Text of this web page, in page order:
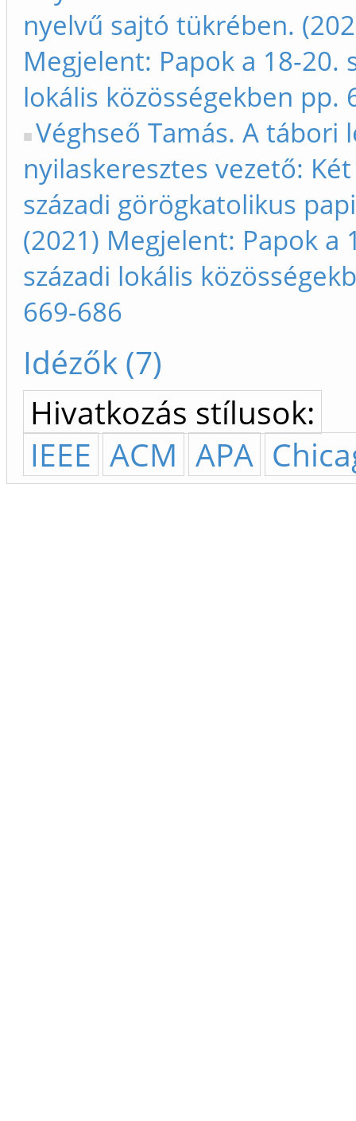
nyelvű sajtó tükrében.
Megjelent: Papok a 18-20.
lokális közösségekben pp.
Véghseő Tamás. A tábori
nyilaskeresztes vezető:
századi görögkatolikus
(2021) Megjelent: Papok a
századi lokális
669-686
Idézők (7)
Hivatkozás stílusok:
IEEE ACM APA